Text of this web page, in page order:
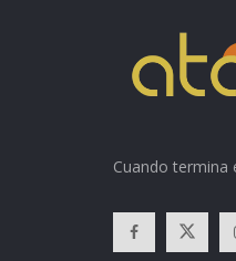
Cuando termina